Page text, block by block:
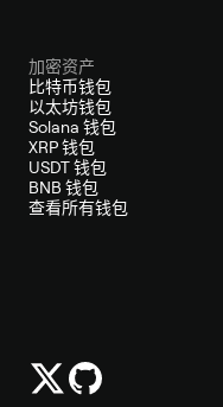
加密资产
比特币钱包
以太坊钱包
Solana 钱包
XRP 钱包
USDT 钱包
BNB 钱包
查看所有钱包